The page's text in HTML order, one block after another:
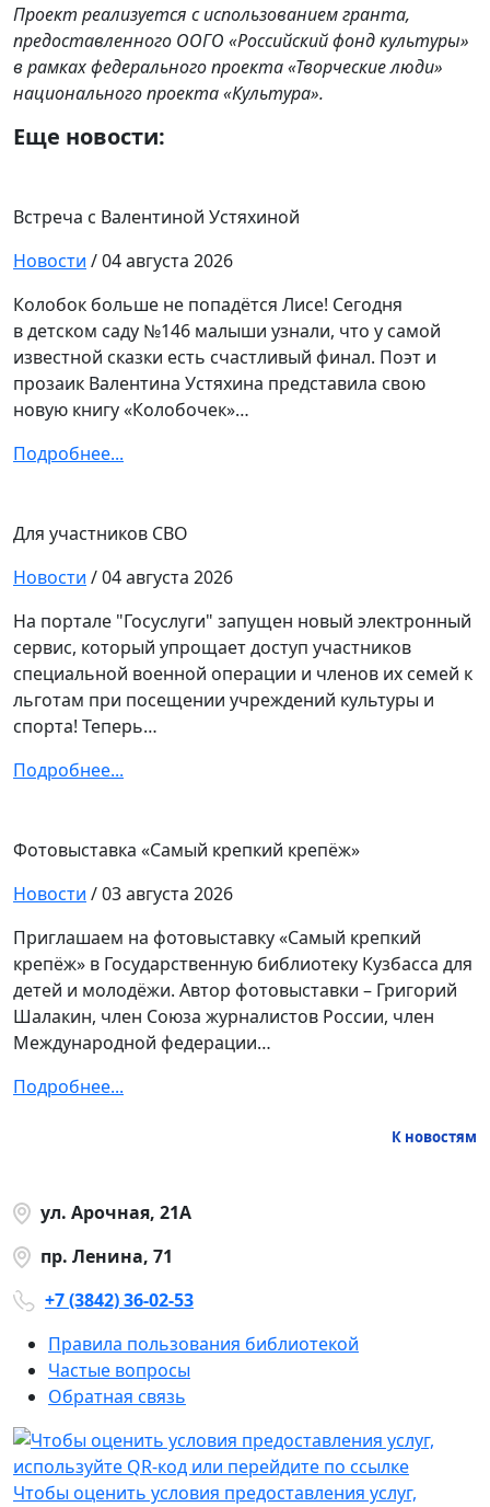
Проект реализуется с использованием гранта,
предоставленного ООГО «Российский фонд культуры»
в рамках федерального проекта «Творческие люди»
национального проекта «Культура».
Еще новости:
Встреча с Валентиной Устяхиной
Новости / 04 августа 2026
Колобок больше не попадётся Лисе! Сегодня
в детском саду №146 малыши узнали, что у самой
известной сказки есть счастливый финал. Поэт и
прозаик Валентина Устяхина представила свою
новую книгу «Колобочек»…
Подробнее...
Для участников СВО
Новости / 04 августа 2026
На портале "Госуслуги" запущен новый электронный
сервис, который упрощает доступ участников
специальной военной операции и членов их семей к
льготам при посещении учреждений культуры и
спорта! Теперь…
Подробнее...
Фотовыставка «Самый крепкий крепёж»
Новости / 03 августа 2026
Приглашаем на фотовыставку «Самый крепкий
крепёж» в Государственную библиотеку Кузбасса для
детей и молодёжи. Автор фотовыставки – Григорий
Шалакин, член Союза журналистов России, член
Международной федерации…
Подробнее...
К новостям
ул. Арочная, 21А
пр. Ленина, 71
+7 (3842) 36-02-53
Правила пользования библиотекой
Частые вопросы
Обратная связь
Чтобы оценить условия предоставления услуг,